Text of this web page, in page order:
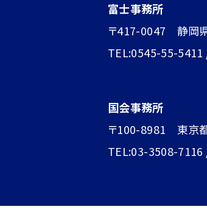
富士事務所
〒417-0047 静岡
TEL:0545-55-5411
国会事務所
〒100-8981 東京
TEL:03-3508-7116